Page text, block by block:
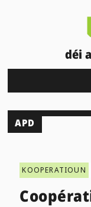
déi
APD
KOOPERATIOUN